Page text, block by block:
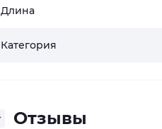
Длина
Категория
Отзывы